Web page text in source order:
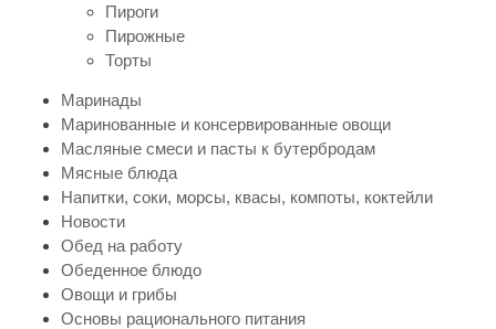
Пироги
Пирожные
Торты
Маринады
Маринованные и консервированные овощи
Масляные смеси и пасты к бутербродам
Мясные блюда
Напитки, соки, морсы, квасы, компоты, коктейли
Новости
Обед на работу
Обеденное блюдо
Овощи и грибы
Основы рационального питания